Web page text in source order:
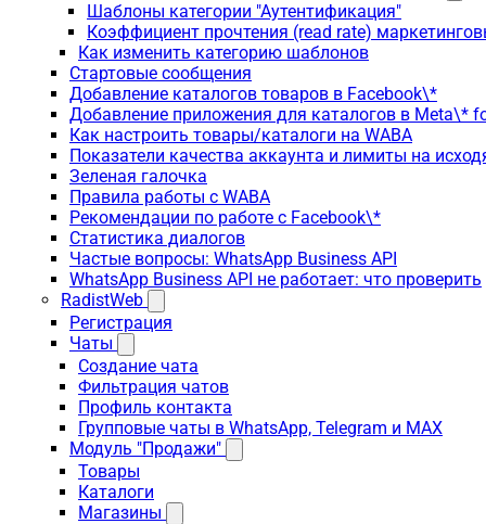
Шаблоны категории "Аутентификация"
Коэффициент прочтения (read rate)
Как изменить категорию шаблонов
Стартовые сообщения
Добавление каталогов товаров в Facebook\*
Добавление приложения для каталогов в Meta\*
Как настроить товары/каталоги на WABA
Показатели качества аккаунта и лимиты на
Зеленая галочка
Правила работы с WABA
Рекомендации по работе с Facebook\*
Статистика диалогов
Частые вопросы: WhatsApp Business API
WhatsApp Business API не работает: что проверить
RadistWeb
Регистрация
Чаты
Создание чата
Фильтрация чатов
Профиль контакта
Групповые чаты в WhatsApp, Telegram и MAX
Модуль "Продажи"
Товары
Каталоги
Магазины